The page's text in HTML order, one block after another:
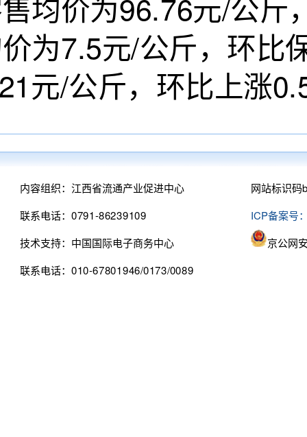
为7.5元/公斤，环比
元/公斤，环比上涨
内容组织：江西省流通产业促进中心
联系电话：0791-86239109
技术支持：中国国际电子商务中心
联系电话：010-67801946/0173/0089
网站标识
ICP备案号
京公网